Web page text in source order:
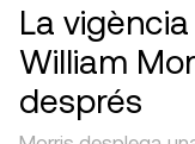
La
William
després